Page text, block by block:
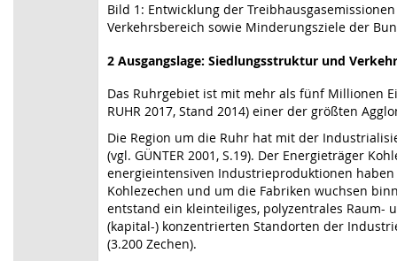
Bild 1: Entwicklung der
Verkehrsbereich sowie Minderungsziele der
2 Ausgangslage: Siedlungsstruktur und
Das Ruhrgebiet ist mit mehr als fünf Millionen
RUHR 2017, Stand 2014) einer der größten
Die Region um die Ruhr hat mit der
(vgl. GÜNTER 2001, S.19). Der Energieträger
energieintensiven Industrieproduktionen
Kohlezechen und um die Fabriken wuchsen
entstand ein kleinteiliges, polyzentrales Raum-
(kapital-) konzentrierten Standorten der
(3.200 Zechen).